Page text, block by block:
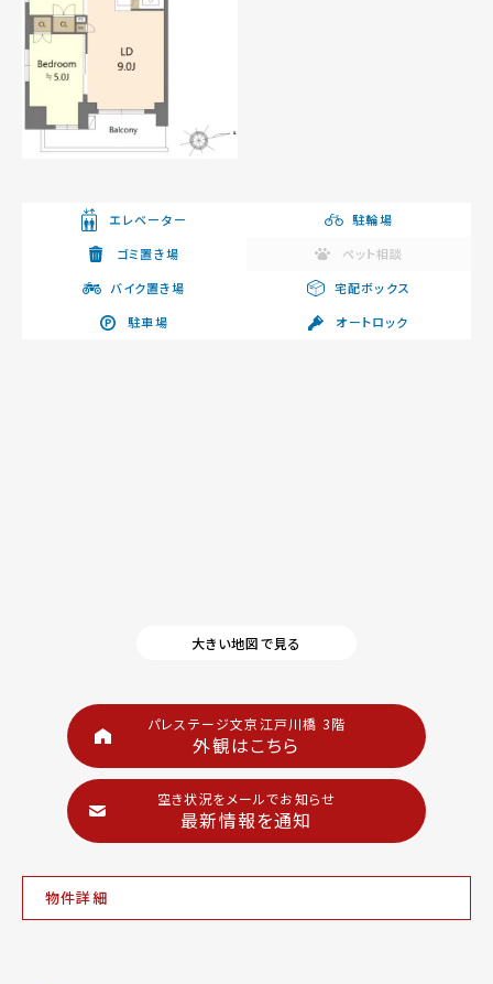
エレベーター
駐輪場
ゴミ置き場
ペット相談
バイク置き場
宅配ボックス
駐車場
オートロック
大きい地図で見る
パレステージ文京江戸川橋 3階
外観はこちら
空き状況をメールでお知らせ
最新情報を通知
物件詳細